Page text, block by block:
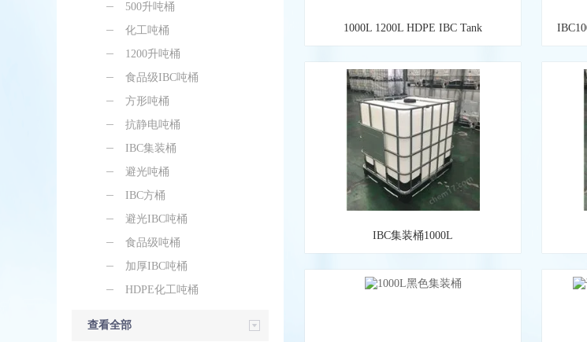
500升吨桶
化工吨桶
1200升吨桶
食品级IBC吨桶
方形吨桶
抗静电吨桶
IBC集装桶
避光吨桶
IBC方桶
避光IBC吨桶
食品级吨桶
加厚IBC吨桶
HDPE化工吨桶
查看全部
1000L 1200L HDPE IBC Tank
IBC集装桶1000L